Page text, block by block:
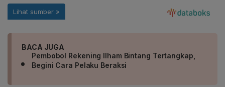
BACA JUGA
Pembobol Rekening Ilham Bintang Tertangkap,
Begini Cara Pelaku Beraksi